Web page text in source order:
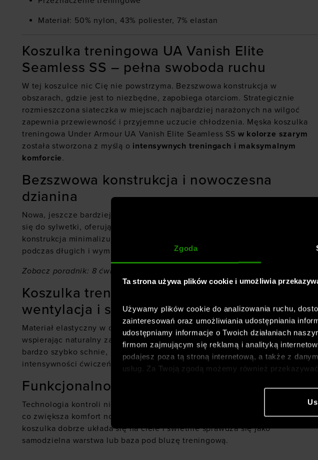
Zgoda
Ta strona używa plików cookie i umożliwia
Używamy plików cookie do analizowania ruchu,
zainteresowań oraz umożliwiania udostępniania
udostępniamy informacje o Twoich działaniach
firmom zajmującym się reklamą i analityką
podajesz poza tą stroną internetową, a także z
usług. Za Twoją zgodą możemy również
społecznościowych). Szczegółowe informacje
Materiał: 50% nylon, 43% poliester, 7% elastan
Koszulka treningowa UA Vanish Elite
Seamless SS – pełna swoboda ruchu
W tej koszulce nic Cię nie powstrzyma. Bezszwowa konstrukcja w
obszarach, gdzie jest to niezbędne, zapobiega otarciom. Strategicznie
rozmieszczona siateczka w miejscach najbardziej narażonych na wilgoć
zapewnia przewiewność i przyjemne uczucie chłodzenia. Męska koszulka
treningowa Under Armour UA Vanish Elite Seamless SS w kolorze szarym
została stworzona z myślą o intensywnych treningach i maksymalnym
komforcie.
Bezszwowa konstrukcja i nowoczesna
dzianina
Nowa, jeszcze bardziej miękka i elastyczna dzianina idealnie dopasowuje
się do sylwetki, oferując wygodę bez uczucia ucisku. Prawie bezszwowa
konstrukcja minimalizuje ryzyko podrażnień, co ma kluczowe znaczenie
podczas długich i wymagających sesji treningowych.
Zobacz poradnik: 8 ćwiczeń na brzuch
Koszulka treningowa Under Armour –
wentylacja i szybkie schnięcie
Materiał elastyczny w czterech kierunkach porusza się razem z ciałem,
wspierając naturalny zakres ruchów. Tkanina skutecznie odprowadza pot i
bardzo szybko schnie, pomagając utrzymać świeżość nawet przy wysokiej
intensywności ćwiczeń.
Funkcjonalność, która wspiera każdy trening
Technologia kontroli nieprzyjemnych zapachów ogranicza ich powstawanie,
co zwiększa komfort noszenia. Dopasowany krój typu fitted sprawia, że
koszulka dobrze układa się na ciele i świetnie sprawdza się jako
samodzielna warstwa lub baza pod bluzę treningową.